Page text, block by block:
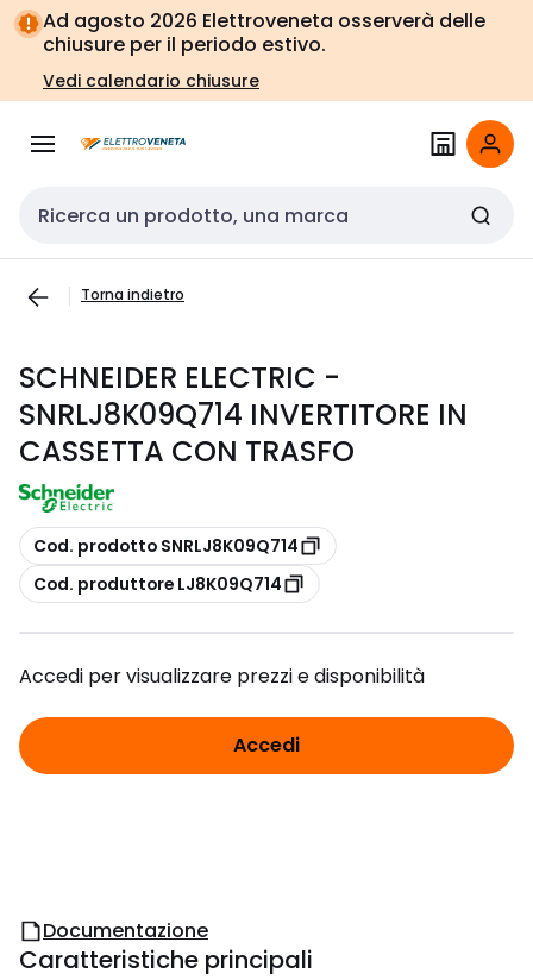
Vai alla
navigazione
Vai
alla
pagina
Ad agosto 2026 Elettroveneta osserverà delle
chiusure per il periodo estivo.
Vedi calendario chiusure
Cerca input
Torna indietro
SCHNEIDER ELECTRIC -
SNRLJ8K09Q714 INVERTITORE IN
CASSETTA CON TRASFO
copia
Cod. prodotto SNRLJ8K09Q714
copia
Cod. produttore LJ8K09Q714
Accedi per visualizzare prezzi e disponibilità
Accedi
Documentazione
Caratteristiche principali